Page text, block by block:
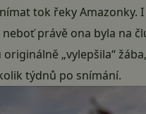
tok řeky Amazonky.
právě ona byla na
„vylepšila“
týdnů po snímání.